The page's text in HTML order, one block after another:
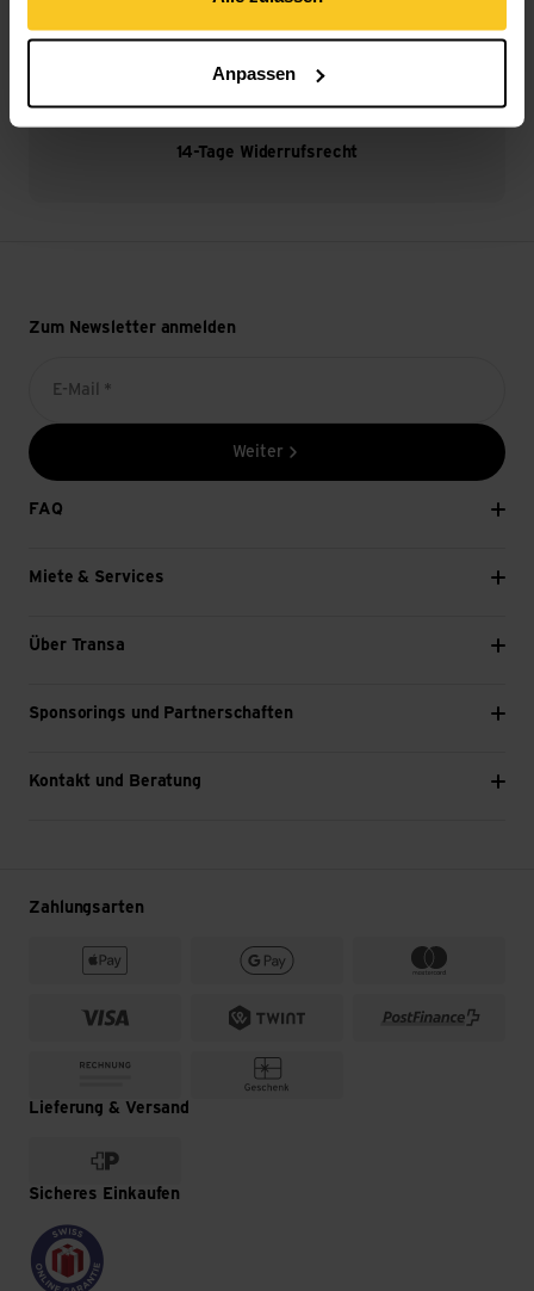
Anpassen
14-Tage Widerrufsrecht
Zum Newsletter anmelden
E-Mail *
Weiter
FAQ
Miete & Services
Über Transa
Sponsorings und Partnerschaften
Kontakt und Beratung
Zahlungsarten
Lieferung & Versand
Sicheres Einkaufen